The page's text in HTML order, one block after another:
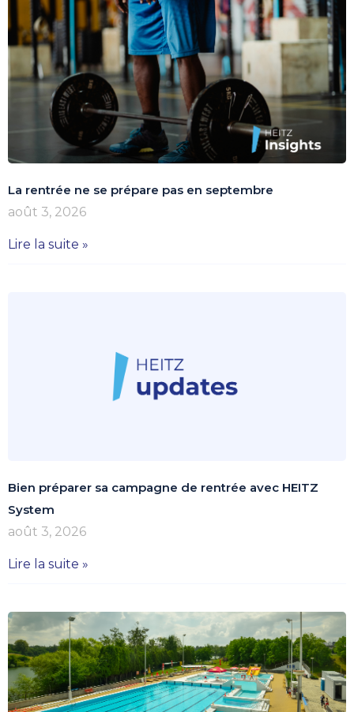
La rentrée ne se prépare pas en septembre
août 3, 2026
Lire la suite »
Bien préparer sa campagne de rentrée avec HEITZ
System
août 3, 2026
Lire la suite »